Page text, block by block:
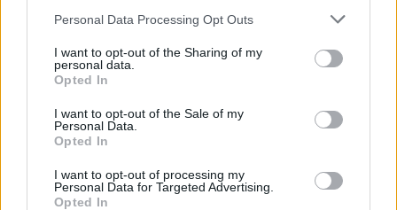
Personal Data Processing Opt Outs
I want to opt-out of the Sharing of my
personal data.
Opted In
I want to opt-out of the Sale of my
Personal Data.
Opted In
I want to opt-out of processing my
Personal Data for Targeted Advertising.
Opted In
4
UUTISET